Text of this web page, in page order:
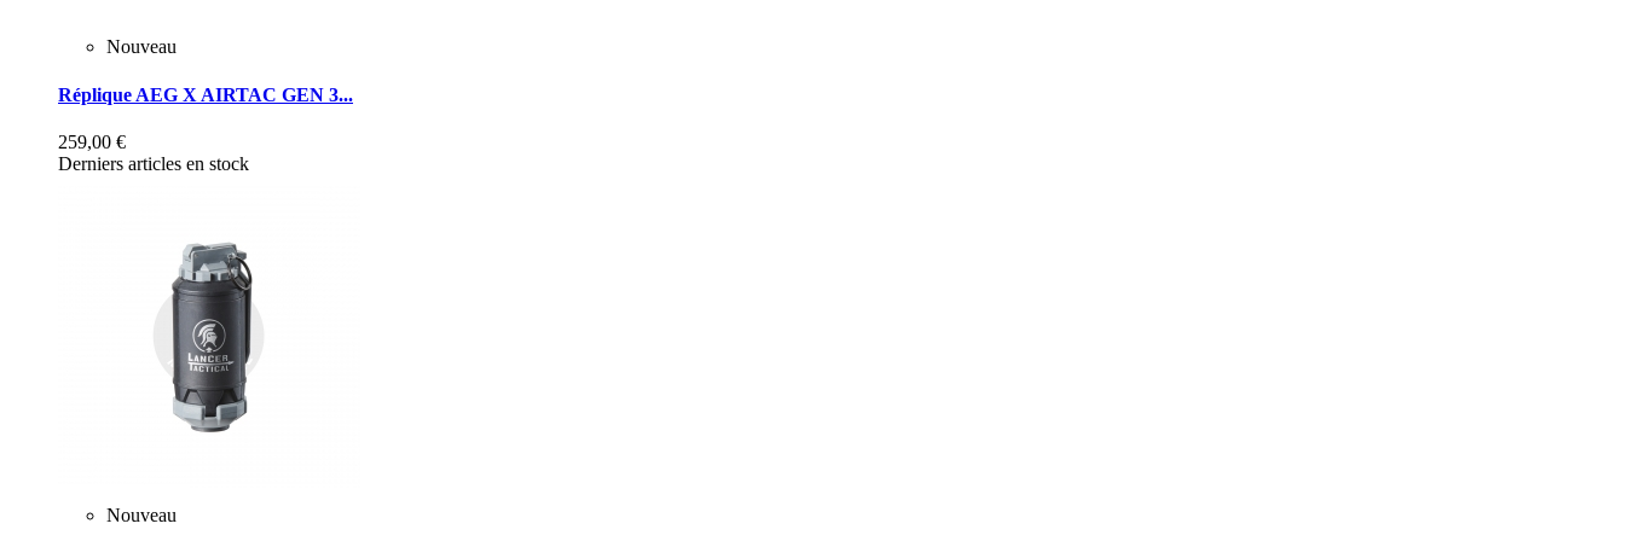
Nouveau
Réplique AEG X AIRTAC GEN 3...
259,00 €
Derniers articles en stock
Nouveau